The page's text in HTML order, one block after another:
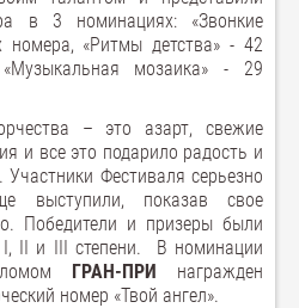
в 3 номинациях: «Звонкие
номера, «Ритмы детства» - 42
мозаика» - 29
– это азарт, свежие
и все это подарило радость и
Фестиваля серьезно
выступили, показав свое
Победители и призеры были
II и III степени. В номинации
ГРАН-ПРИ награжден
номер «Твой ангел».